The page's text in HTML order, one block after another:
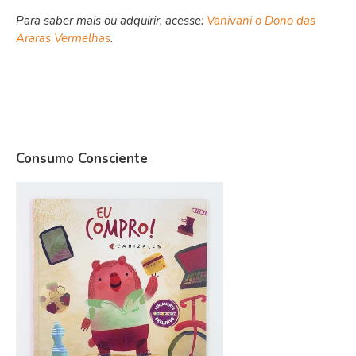
Para saber mais ou adquirir, acesse: Vanivani o Dono das
Araras Vermelhas.
Consumo Consciente